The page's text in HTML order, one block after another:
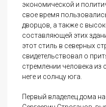
экономической и
свое время
дворцов, а также с
составляющей этих
этот стиль в северных
свидетельствовал о
стремлении человека из
неге и солнцу юга.
Первый владелец дома